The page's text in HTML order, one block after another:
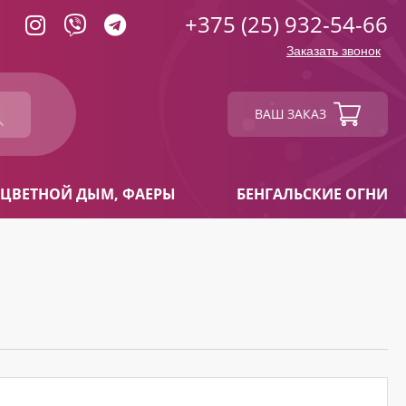
+375 (25) 932-54-66
Заказать звонок
ВАШ ЗАКАЗ
ЦВЕТНОЙ ДЫМ, ФАЕРЫ БЕНГАЛЬСКИЕ ОГНИ